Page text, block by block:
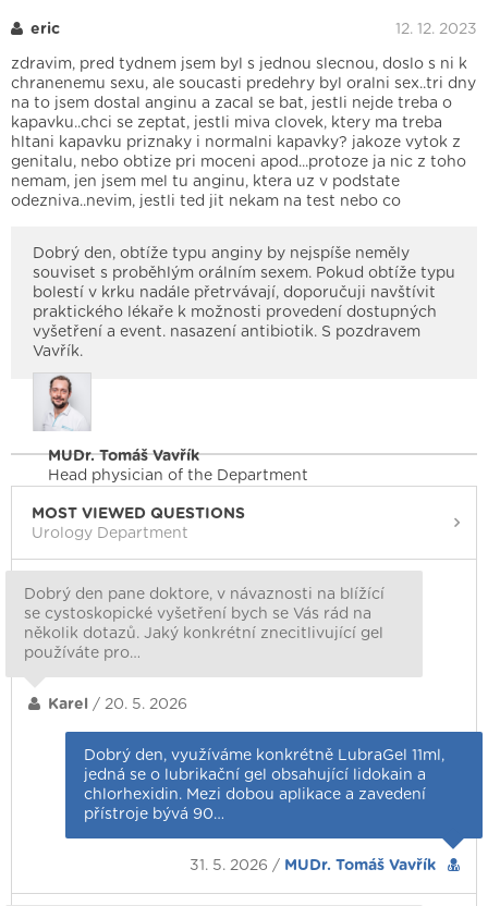
eric 12. 12. 2023
zdravim, pred tydnem jsem byl s jednou slecnou, doslo s ni k
chranenemu sexu, ale soucasti predehry byl oralni sex..tri dny
na to jsem dostal anginu a zacal se bat, jestli nejde treba o
kapavku..chci se zeptat, jestli miva clovek, ktery ma treba
hltani kapavku priznaky i normalni kapavky? jakoze vytok z
genitalu, nebo obtize pri moceni apod...protoze ja nic z toho
nemam, jen jsem mel tu anginu, ktera uz v podstate
odezniva..nevim, jestli ted jit nekam na test nebo co
Dobrý den, obtíže typu anginy by nejspíše neměly
souviset s proběhlým orálním sexem. Pokud obtíže typu
bolestí v krku nadále přetrvávají, doporučuji navštívit
praktického lékaře k možnosti provedení dostupných
vyšetření a event. nasazení antibiotik. S pozdravem
Vavřík.
MUDr. Tomáš Vavřík
Head physician of the Department
MOST VIEWED QUESTIONS
Urology Department
Dobrý den pane doktore, v návaznosti na blížící
se cystoskopické vyšetření bych se Vás rád na
několik dotazů. Jaký konkrétní znecitlivující gel
používáte pro…
Karel / 20. 5. 2026
Dobrý den, využíváme konkrétně LubraGel 11ml,
jedná se o lubrikační gel obsahující lidokain a
chlorhexidin. Mezi dobou aplikace a zavedení
přístroje bývá 90…
31. 5. 2026 / MUDr. Tomáš Vavřík